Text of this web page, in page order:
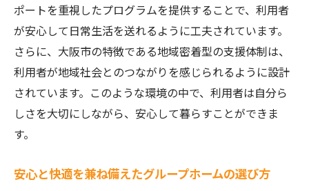
ト
大阪市で信頼されるグループホームの特徴
暮らしの安心を提供するホームの選択肢
暮らしやすい障がい者グループホームを見つけ
るためのポイント
暮らしやすさを重視したホーム選びの基準
大阪市で暮らしやすいホームを見つける秘
ポートを重視したプログラムを提供することで、利用者
が安心して日常生活を送れるように工夫されています。
さらに、大阪市の特徴である地域密着型の支援体制は、
利用者が地域社会とのつながりを感じられるように設計
されています。このような環境の中で、利用者は自分ら
しさを大切にしながら、安心して暮らすことができま
す。
安心と快適を兼ね備えたグループホームの選び方